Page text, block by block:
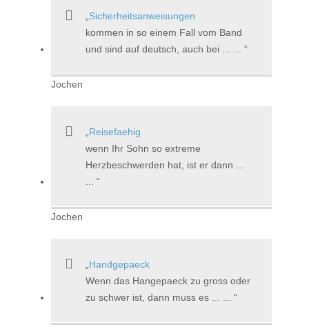
Sicherheitsanweisungen
kommen in so einem Fall vom Band
und sind auf deutsch, auch bei ... ...
Jochen
Reisefaehig
wenn Ihr Sohn so extreme
Herzbeschwerden hat, ist er dann ...
Jochen
Handgepaeck
Wenn das Hangepaeck zu gross oder
zu schwer ist, dann muss es ... ...